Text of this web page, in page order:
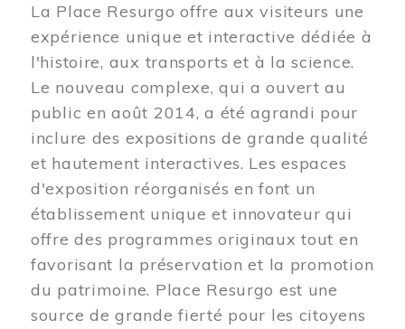
La Place Resurgo offre aux visiteurs une
expérience unique et interactive dédiée à
l'histoire, aux transports et à la science.
Le nouveau complexe, qui a ouvert au
public en août 2014, a été agrandi pour
inclure des expositions de grande qualité
et hautement interactives. Les espaces
d'exposition réorganisés en font un
établissement unique et innovateur qui
offre des programmes originaux tout en
favorisant la préservation et la promotion
du patrimoine. Place Resurgo est une
source de grande fierté pour les citoyens